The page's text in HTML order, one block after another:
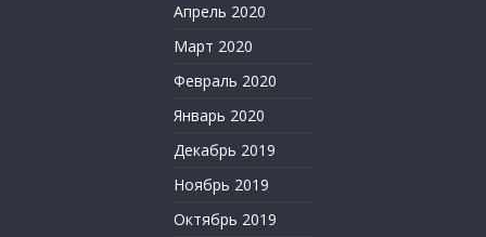
Апрель 2020
Март 2020
Февраль 2020
Январь 2020
Декабрь 2019
Ноябрь 2019
Октябрь 2019